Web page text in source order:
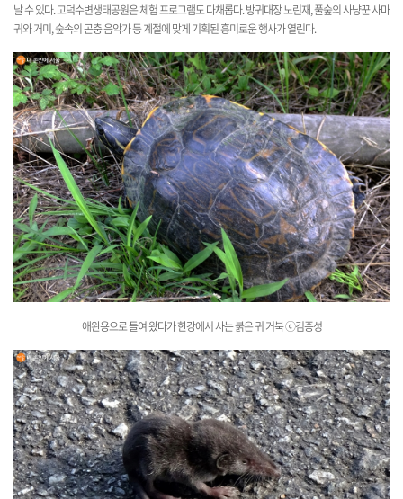
날 수 있다. 고덕수변생태공원은 체험 프로그램도 다채롭다. 방귀대장 노린재, 풀숲의 사냥꾼 사마
귀와 거미, 숲속의 곤충 음악가 등 계절에 맞게 기획된 흥미로운 행사가 열린다.
애완용으로 들여 왔다가 한강에서 사는 붉은 귀 거북ⓒ김종성